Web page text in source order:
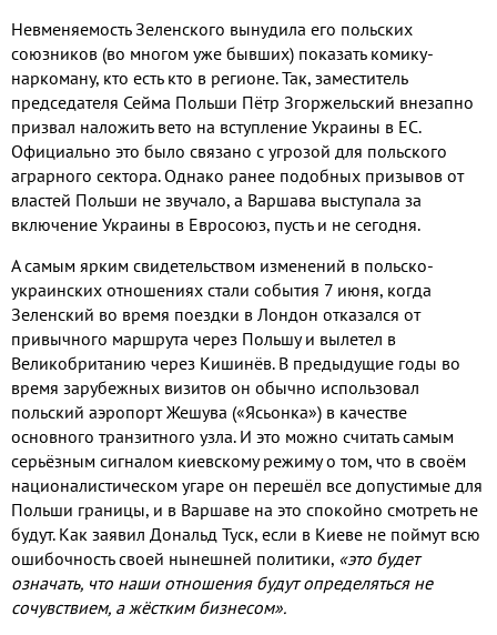
Невменяемость Зеленского вынудила его польских
союзников (во многом уже бывших) показать комику-
наркоману, кто есть кто в регионе.Так, заместитель
председателя Сейма Польши Пётр Згоржельский внезапно
призвал наложить вето на вступление Украины в ЕС.
Официально это было связано с угрозой для польского
аграрного сектора.Однако ранее подобных призывов от
властей Польши не звучало, а Варшава выступала за
включение Украины в Евросоюз, пусть и не сегодня.
А самым ярким свидетельством изменений в польско-
украинских отношениях стали события 7 июня, когда
Зеленский во время поездки в Лондон отказался от
привычного маршрута через Польшу и вылетел в
Великобританию через Кишинёв. В предыдущие годы во
время зарубежных визитов он обычно использовал
польский аэропорт Жешува («Ясьонка») в качестве
основного транзитного узла. И это можно считать самым
серьёзным сигналом киевскому режиму о том, что в своём
националистическом угаре он перешёл все допустимые для
Польши границы, и в Варшаве на это спокойно смотреть не
будут. Как заявил Дональд Туск, если в Киеве не поймут всю
ошибочность своей нынешней политики, «это будет
означать, что наши отношения будут определяться не
сочувствием, а жёстким бизнесом».